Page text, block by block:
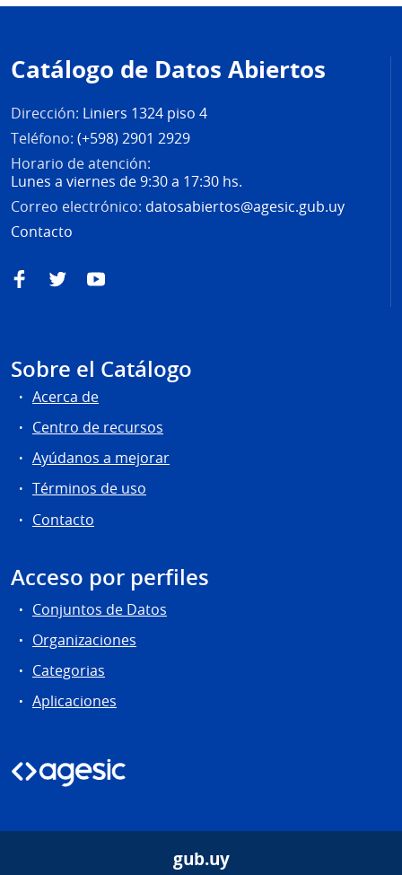
de
página
Catálogo de Datos Abiertos
Dirección: Liniers 1324 piso 4
Teléfono: (+598) 2901 2929
Horario de atención:
Lunes a viernes de 9:30 a 17:30 hs.
Correo electrónico: datosabiertos@agesic.gub.uy
Contacto
FacebookTwitterYouTube
Sobre el Catálogo
Acerca de
Centro de recursos
Ayúdanos a mejorar
Términos de uso
Contacto
Acceso por perfiles
Conjuntos de Datos
Organizaciones
Categorias
Aplicaciones
gub.uy